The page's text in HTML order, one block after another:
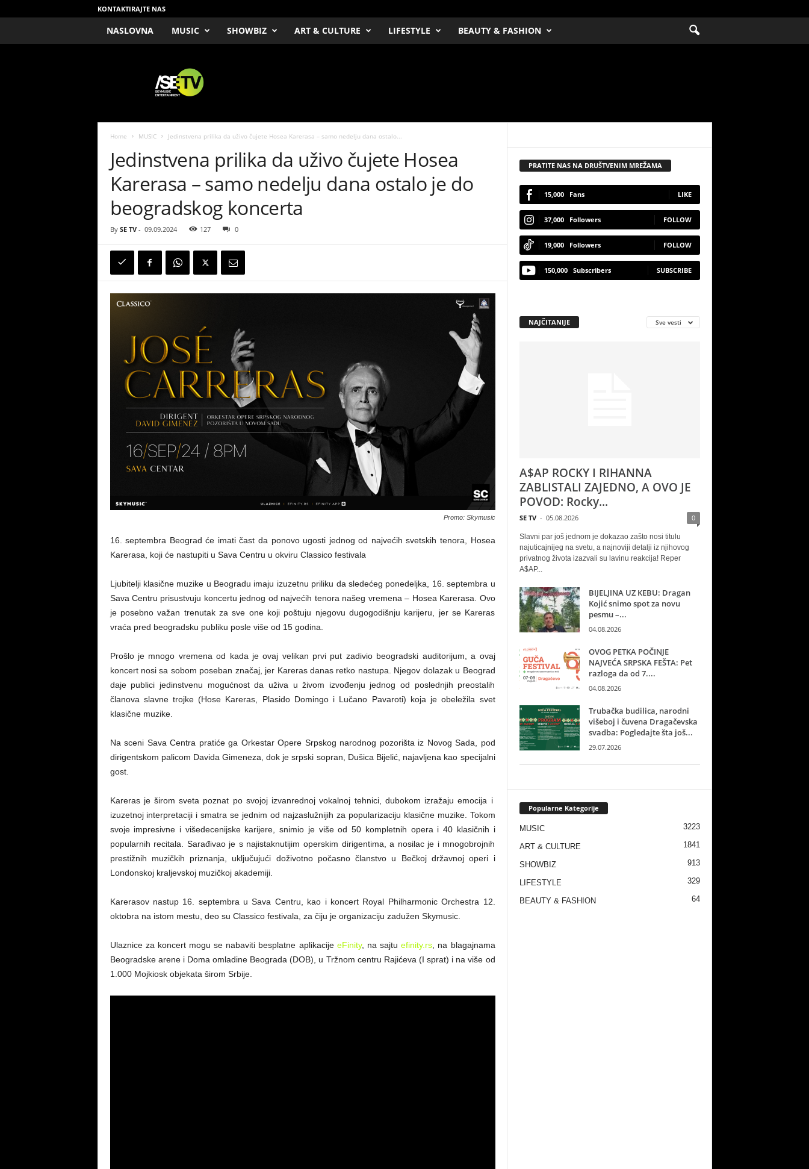
KONTAKTIRAJTE NAS
NASLOVNA MUSIC SHOWBIZ ART & CULTURE LIFESTYLE BEAUTY & FASHION
Home MUSIC Jedinstvena prilika da uživo čujete Hosea Karerasa – samo nedelju dana ostalo...
Jedinstvena prilika da uživo čujete Hosea
Karerasa – samo nedelju dana ostalo je do
beogradskog koncerta
By SE TV- 09.09.2024 127 0
Promo: Skymusic
16. septembra Beograd će imati čast da ponovo ugosti jednog od najvećih svetskih tenora, Hosea
Karerasa, koji će nastupiti u Sava Centru u okviru Classico festivala
Ljubitelji klasične muzike u Beogradu imaju izuzetnu priliku da sledećeg ponedeljka, 16. septembra u
Sava Centru prisustvuju koncertu jednog od najvećih tenora našeg vremena – Hosea Karerasa. Ovo
je posebno važan trenutak za sve one koji poštuju njegovu dugogodišnju karijeru, jer se Kareras
vraća pred beogradsku publiku posle više od 15 godina.
Prošlo je mnogo vremena od kada je ovaj velikan prvi put zadivio beogradski auditorijum, a ovaj
koncert nosi sa sobom poseban značaj, jer Kareras danas retko nastupa. Njegov dolazak u Beograd
daje publici jedinstvenu mogućnost da uživa u živom izvođenju jednog od poslednjih preostalih
članova slavne trojke (Hose Kareras, Plasido Domingo i Lučano Pavaroti) koja je obeležila svet
klasične muzike.
Na sceni Sava Centra pratiće ga Orkestar Opere Srpskog narodnog pozorišta iz Novog Sada, pod
dirigentskom palicom Davida Gimeneza, dok je srpski sopran, Dušica Bijelić, najavljena kao specijalni
gost.
Kareras je širom sveta poznat po svojoj izvanrednoj vokalnoj tehnici, dubokom izražaju emocija i
izuzetnoj interpretaciji i smatra se jednim od najzaslužnijih za popularizaciju klasične muzike. Tokom
svoje impresivne i višedecenijske karijere, snimio je više od 50 kompletnih opera i 40 klasičnih i
popularnih recitala. Sarađivao je s najistaknutijim operskim dirigentima, a nosilac je i mnogobrojnih
prestižnih muzičkih priznanja, uključujući doživotno počasno članstvo u Bečkoj državnoj operi i
Londonskoj kraljevskoj muzičkoj akademiji.
Karerasov nastup 16. septembra u Sava Centru, kao i koncert Royal Philharmonic Orchestra 12.
oktobra na istom mestu, deo su Classico festivala, za čiju je organizaciju zadužen Skymusic.
Ulaznice za koncert mogu se nabaviti besplatne aplikacije eFinity, na sajtuefinity.rs , na blagajnama
Beogradske arene i Doma omladine Beograda (DOB), u Tržnom centru Rajićeva (I sprat) i na više od
1.000 Mojkiosk objekata širom Srbije.
PRATITE NAS NA DRUŠTVENIM MREŽAMA
15,000 Fans LIKE
37,000 Followers FOLLOW
19,000 Followers FOLLOW
150,000 Subscribers SUBSCRIBE
NAJČITANIJE Sve vesti
A$AP ROCKY I RIHANNA
ZABLISTALI ZAJEDNO, A OVO JE
POVOD: Rocky...
SE TV - 05.08.2026 0
Slavni par još jednom je dokazao zašto nosi titulu
najuticajnijeg na svetu, a najnoviji detalji iz njihovog
privatnog života izazvali su lavinu reakcija! Reper
A$AP...
BIJELJINA UZ KEBU: Dragan
Kojić snimo spot za novu
pesmu –...
04.08.2026
OVOG PETKA POČINJE
NAJVEĆA SRPSKA FEŠTA: Pet
razloga da od 7....
04.08.2026
Trubačka budilica, narodni
višeboj i čuvena Dragačevska
svadba: Pogledajte šta još...
29.07.2026
Popularne Kategorije
MUSIC 3223
ART & CULTURE 1841
SHOWBIZ 913
LIFESTYLE 329
BEAUTY & FASHION 64